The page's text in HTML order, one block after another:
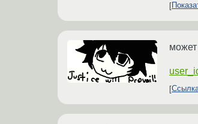
может